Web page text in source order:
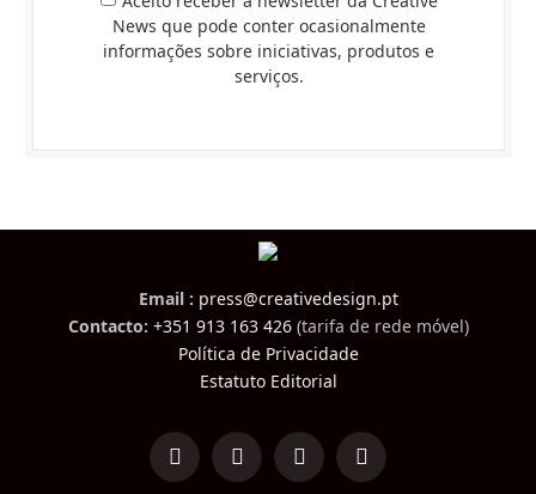
News que pode conter ocasionalmente
informações sobre iniciativas, produtos e
serviços.
Email : press@creativedesign.pt
Contacto: +351 913 163 426(tarifa de rede móvel)
Política de Privacidade
Estatuto Editorial
LinkedInFacebookInstagramTikTok